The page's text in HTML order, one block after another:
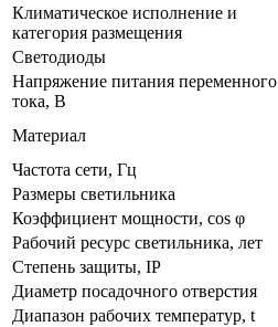
Климатическое исполнение и
категория размещения
Светодиоды
Напряжение питания переменного
тока, В
Материал
Частота сети, Гц
Размеры светильника
Коэффициент мощности, cos φ
Рабочий ресурс светильника, лет
Степень защиты, IP
Диаметр посадочного отверстия
Диапазон рабочих температур, t